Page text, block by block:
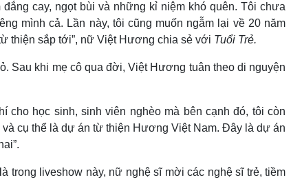
cay, ngọt bùi và những kỉ niệm khó quên. Tôi chưa
mình cả. Lần này, tôi cũng muốn ngẫm lại về 20 năm
thiện sắp tới”, nữ Việt Hương chia sẻ với Tuổi Trẻ.
Sau khi mẹ cô qua đời, Việt Hương tuân theo di nguyện
cho học sinh, sinh viên nghèo mà bên cạnh đó, tôi còn
cụ thể là dự án từ thiện Hương Việt Nam. Đây là dự án
trong liveshow này, nữ nghệ sĩ mời các nghệ sĩ trẻ, tiềm